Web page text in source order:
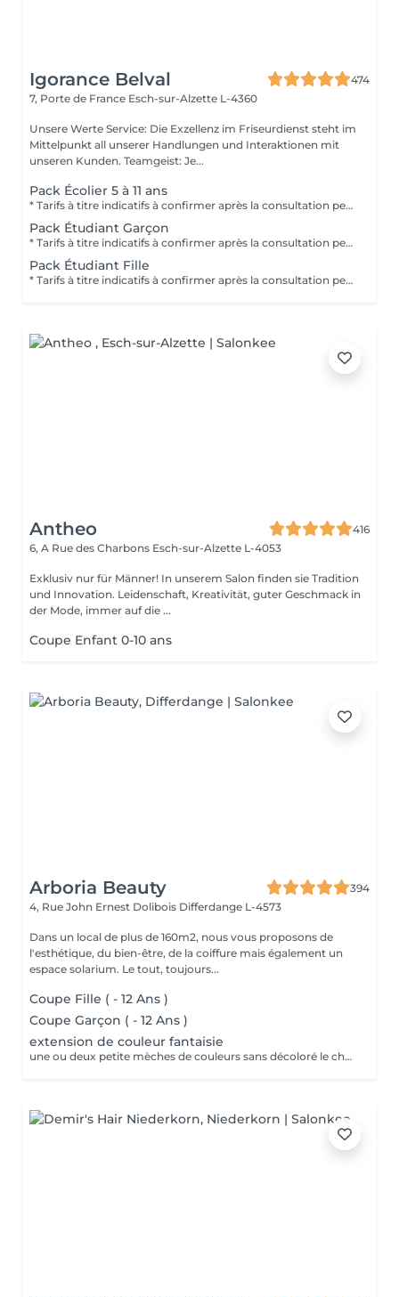
Igorance Belval
474
7, Porte de France Esch-sur-Alzette L-4360
Unsere Werte Service: Die Exzellenz im Friseurdienst steht im
Mittelpunkt all unserer Handlungen und Interaktionen mit
unseren Kunden. Teamgeist: Je...
Pack Écolier 5 à 11 ans
* Tarifs à titre indicatifs à confirmer après la consultation personnalisée établit auprès de votre coiffeur/stylist/spécialiste * La direction se réserve le droit dapporter des modifications pour le bon fonctionnement du salon
Pack Étudiant Garçon
* Tarifs à titre indicatifs à confirmer après la consultation personnalisée établit auprès de votre coiffeur/stylist/spécialiste * La direction se réserve le droit dapporter des modifications pour le bon fonctionnement du salon
Pack Étudiant Fille
* Tarifs à titre indicatifs à confirmer après la consultation personnalisée établit auprès de votre coiffeur/stylist/spécialiste * La direction se réserve le droit dapporter des modifications pour le bon fonctionnement du salon
Antheo
416
6, A Rue des Charbons Esch-sur-Alzette L-4053
Exklusiv nur für Männer! In unserem Salon finden sie Tradition
und Innovation. Leidenschaft, Kreativität, guter Geschmack in
der Mode, immer auf die ...
Coupe Enfant 0-10 ans
Arboria Beauty
394
4, Rue John Ernest Dolibois Differdange L-4573
Dans un local de plus de 160m2, nous vous proposons de
l'esthétique, du bien-être, de la coiffure mais également un
espace solarium. Le tout, toujours...
Coupe Fille ( - 12 Ans )
Coupe Garçon ( - 12 Ans )
extension de couleur fantaisie
une ou deux petite mèches de couleurs sans décoloré le cheveux 9 euro part mèches posé